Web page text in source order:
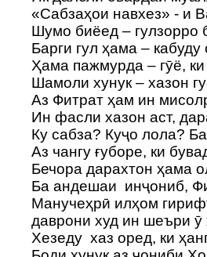
«Сабзаҳои навхез» - и
Шумо биёед – гулзорро
Барги гул ҳама –
Ҳама пажмурда – гӯё,
Шамоли хунук – хазон
Аз Фитрат ҳам ин
Ин фасли хазон аст,
Ку сабза? Куҷо лола?
Аз чангу ғуборе, ки
Бечора дарахтон ҳама
Ба андешаи инҷониб,
Манучеҳрӣ илҳом
даврони худ ин шеъри
Хезеду хаз оред, ки